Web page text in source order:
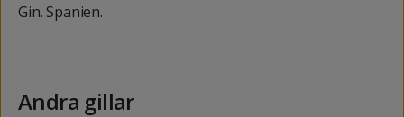
Gin. Spanien.
Andra gillar